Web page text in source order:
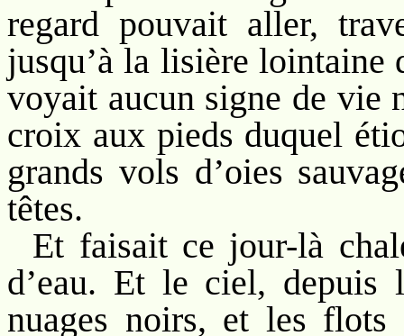
regard pouvait aller,
jusqu’à la lisière lointaine
voyait aucun signe de vie
croix aux pieds duquel
grands vols d’oies
têtes.
Et faisait ce jour-là
d’eau. Et le ciel, depuis
nuages noirs, et les